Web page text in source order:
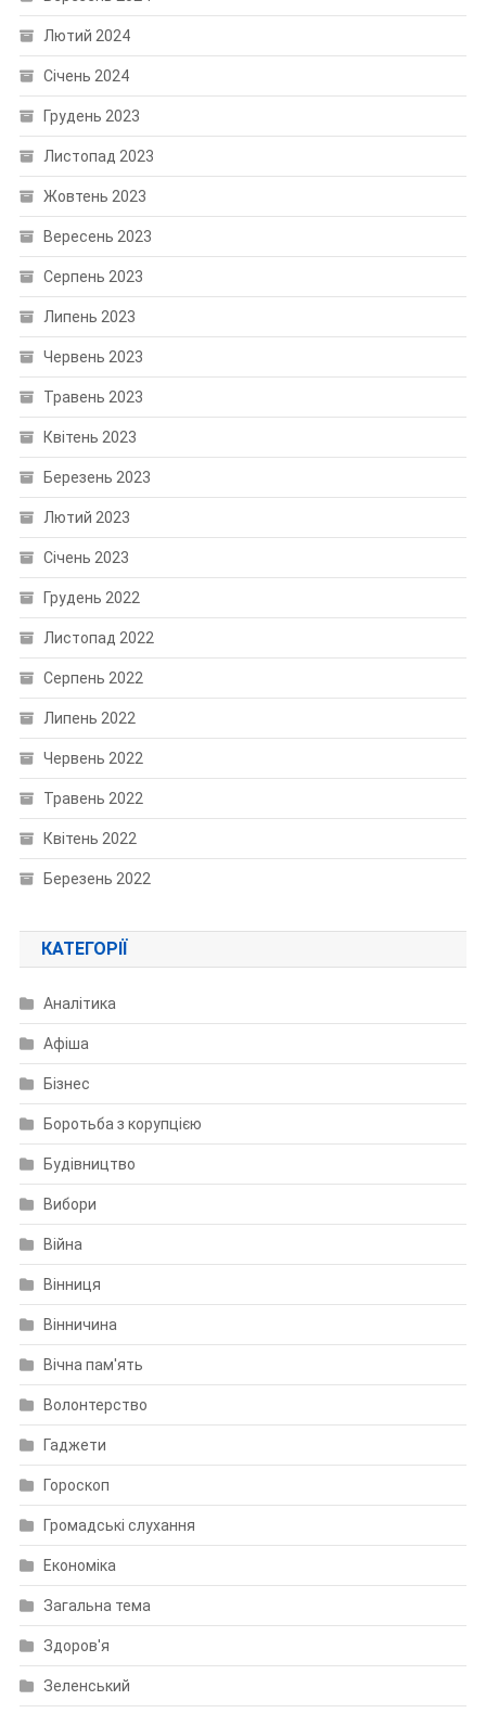
Лютий 2024
Січень 2024
Грудень 2023
Листопад 2023
Жовтень 2023
Вересень 2023
Серпень 2023
Липень 2023
Червень 2023
Травень 2023
Квітень 2023
Березень 2023
Лютий 2023
Січень 2023
Грудень 2022
Листопад 2022
Серпень 2022
Липень 2022
Червень 2022
Травень 2022
Квітень 2022
Березень 2022
КАТЕГОРІЇ
Аналітика
Афіша
Бізнес
Боротьба з корупцією
Будівництво
Вибори
Війна
Вінниця
Вінничина
Вічна пам'ять
Волонтерство
Гаджети
Гороскоп
Громадські слухання
Економіка
Загальна тема
Здоров'я
Зеленський